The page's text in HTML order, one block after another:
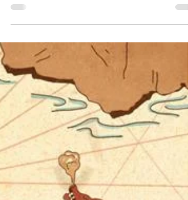
Alberto Tebaldi
13 set 2025
Tempo di lettura: 4 min
2 Magazine
GUSTAVO ROL. ANALISI DELLA
TREMENDA LEGGE
GUSTAVO ROL Ho scoperto una tremenda
legge che lega il colore verde, la quinta
musicale ed il calore. Ho perduto la gioia di